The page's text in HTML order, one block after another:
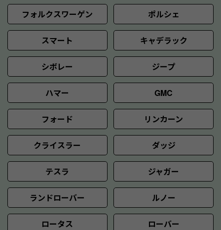
フォルクスワーゲン ポルシェ
スマート キャデラック
シボレー ジープ
ハマー GMC
フォード リンカーン
クライスラー ダッジ
テスラ ジャガー
ランドローバー ルノー
ロータス ローバー